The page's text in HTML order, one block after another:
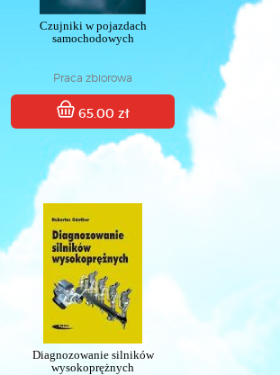
Czujniki w pojazdach
samochodowych
Praca zbiorowa
65.00 zł
Diagnozowanie silników
wysokoprężnych